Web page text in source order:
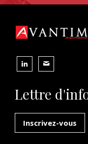
Lettre
Inscrivez-vous